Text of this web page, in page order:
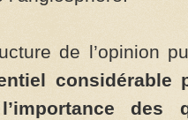
de l’opinion
considérable
l’importance